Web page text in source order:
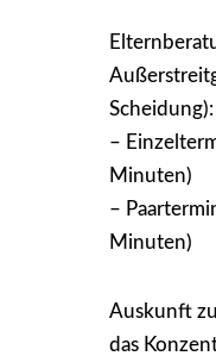
Scheidung):
–
Minuten)
–
Minuten)
Auskunft
das